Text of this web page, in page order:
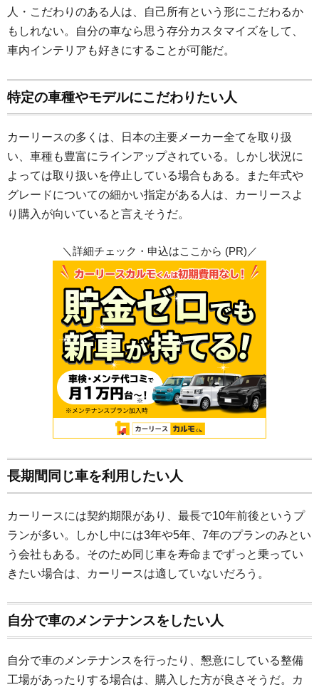
人・こだわりのある人は、自己所有という形にこだわるか
もしれない。自分の車なら思う存分カスタマイズをして、
車内インテリアも好きにすることが可能だ。
特定の車種やモデルにこだわりたい人
カーリースの多くは、日本の主要メーカー全てを取り扱
い、車種も豊富にラインアップされている。しかし状況に
よっては取り扱いを停止している場合もある。また年式や
グレードについての細かい指定がある人は、カーリースよ
り購入が向いていると言えそうだ。
＼詳細チェック・申込はここから (PR)／
長期間同じ車を利用したい人
カーリースには契約期限があり、最長で10年前後というプ
ランが多い。しかし中には3年や5年、7年のプランのみとい
う会社もある。そのため同じ車を寿命までずっと乗ってい
きたい場合は、カーリースは適していないだろう。
自分で車のメンテナンスをしたい人
自分で車のメンテナンスを行ったり、懇意にしている整備
工場があったりする場合は、購入した方が良さそうだ。カ